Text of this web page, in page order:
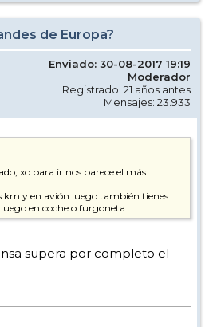
de Europa?
Enviado: 30-08-2017 19:19
Moderador
Registrado: 21 años antes
Mensajes: 23.933
xo para ir nos parece el más
km y en avión luego también tienes
en coche o furgoneta
supera por completo el